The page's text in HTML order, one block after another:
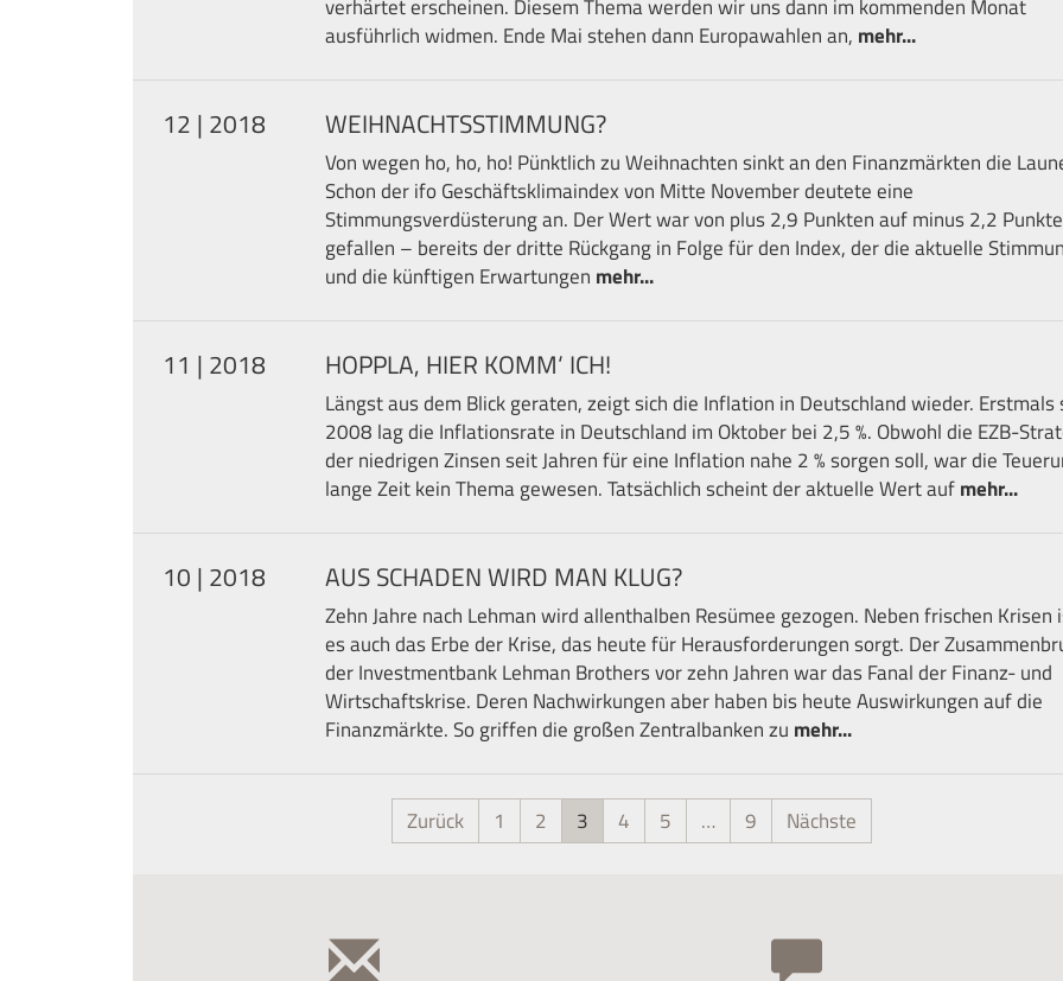
verhärtet erscheinen. Diesem Thema werden wir uns dann im kommenden Monat
ausführlich widmen. Ende Mai stehen dann Europawahlen an, mehr...
12 | 2018 WEIHNACHTSSTIMMUNG?
Von wegen ho, ho, ho! Pünktlich zu Weihnachten sinkt an den Finanzmärkten die
Schon der ifo Geschäftsklimaindex von Mitte November deutete eine
Stimmungsverdüsterung an. Der Wert war von plus 2,9 Punkten auf minus 2,2 Punkte
gefallen – bereits der dritte Rückgang in Folge für den Index, der die aktuelle
und die künftigen Erwartungen mehr...
11 | 2018 HOPPLA, HIER KOMM‘ ICH!
Längst aus dem Blick geraten, zeigt sich die Inflation in Deutschland wieder. Erstmals
2008 lag die Inflationsrate in Deutschland im Oktober bei 2,5 %. Obwohl die EZB-
der niedrigen Zinsen seit Jahren für eine Inflation nahe 2 % sorgen soll, war die
lange Zeit kein Thema gewesen. Tatsächlich scheint der aktuelle Wert aufmehr...
10 | 2018 AUS SCHADEN WIRD MAN KLUG?
Zehn Jahre nach Lehman wird allenthalben Resümee gezogen. Neben frischen Krisen
es auch das Erbe der Krise, das heute für Herausforderungen sorgt. Der
der Investmentbank Lehman Brothers vor zehn Jahren war das Fanal der Finanz- und
Wirtschaftskrise. Deren Nachwirkungen aber haben bis heute Auswirkungen auf die
Finanzmärkte. So griffen die großen Zentralbanken zu mehr...
Zurück 1 2 3 4 5 … 9 Nächste